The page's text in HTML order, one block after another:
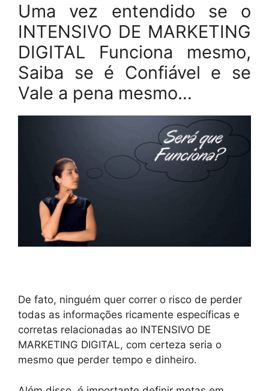
Uma vez entendido se o
INTENSIVO DE MARKETING
DIGITAL Funciona mesmo,
Saiba se é Confiável e se
Vale a pena mesmo…
De fato, ninguém quer correr o risco de perder
todas as informações ricamente específicas e
corretas relacionadas ao INTENSIVO DE
MARKETING DIGITAL, com certeza seria o
mesmo que perder tempo e dinheiro.